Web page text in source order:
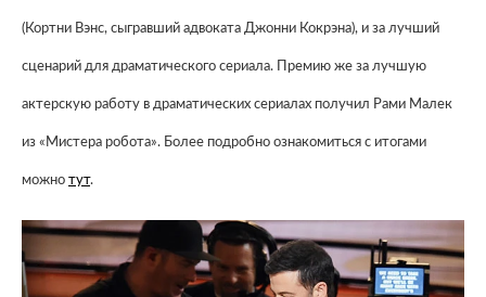
(Кортни Вэнс, сыгравший адвоката Джонни Кокрэна), и за лучший
сценарий для драматического сериала. Премию же за лучшую
актерскую работу в драматических сериалах получил Рами Малек
из «Мистера робота». Более подробно ознакомиться с итогами
можно тут.